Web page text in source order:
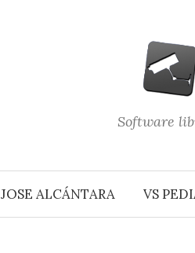
Software
JOSE ALCÁNTARA VS